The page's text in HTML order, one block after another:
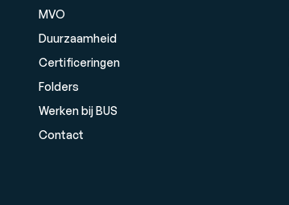
MVO
Duurzaamheid
Certificeringen
Folders
Werken bij BUS
Contact